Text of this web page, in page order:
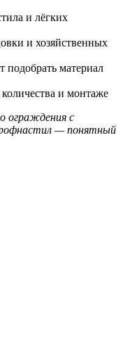
и лёгких
и хозяйственных
подобрать материал
и монтаже
ограждения с
— понятный